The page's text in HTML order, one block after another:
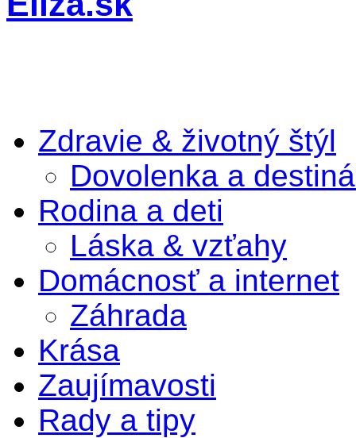
Zdravie & životný štýl
Dovolenka a
Rodina a deti
Láska & vzťahy
Domácnosť a internet
Záhrada
Krása
Zaujímavosti
Rady a tipy